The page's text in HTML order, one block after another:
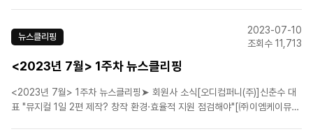
년 맞은 뮤지컬 `더 픽션`…..
뉴스클리핑
2023-07-10
조회수 11,713
<2023년 7월> 1주차 뉴스클리핑
<2023년 7월> 1주차 뉴스클리핑➤ 회원사 소식[오디컴퍼니(주)]신춘수 대
표 "뮤지컬 1일 2편 제작? 창작 환경·효율적 지원 점검해야"[㈜이엠케이뮤지